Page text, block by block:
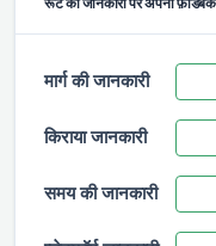
मार्ग की जानकारी
किराया जानकारी
समय की जानकारी